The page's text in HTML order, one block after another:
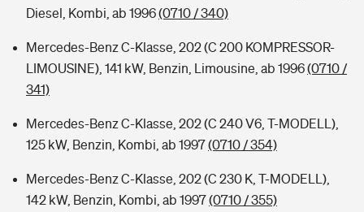
Diesel, Kombi, ab 1996(0710 / 340)
Mercedes-Benz C-Klasse, 202 (C 200 KOMPRESSOR-
LIMOUSINE), 141 kW, Benzin, Limousine, ab 1996(0710 /
341)
Mercedes-Benz C-Klasse, 202 (C 240 V6, T-MODELL),
125 kW, Benzin, Kombi, ab 1997(0710 / 354)
Mercedes-Benz C-Klasse, 202 (C 230 K, T-MODELL),
142 kW, Benzin, Kombi, ab 1997(0710 / 355)